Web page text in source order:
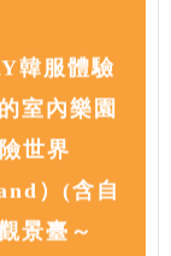
韓服體驗
室內樂園
世界
）(含自
景臺～